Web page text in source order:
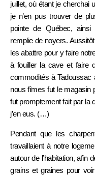
juillet, où étant je cherchai
je n’en pus trouver de
pointe de Québec, ainsi
remplie de noyers.
les abattre pour y faire
à fouiller la cave et faire
commodités à Tadoussac
nous fîmes fut le magasin
fut promptement fait par la
j’en eus. (…)
Pendant que les
travaillaient à notre
autour de l’habitation, afin
grains et graines pour